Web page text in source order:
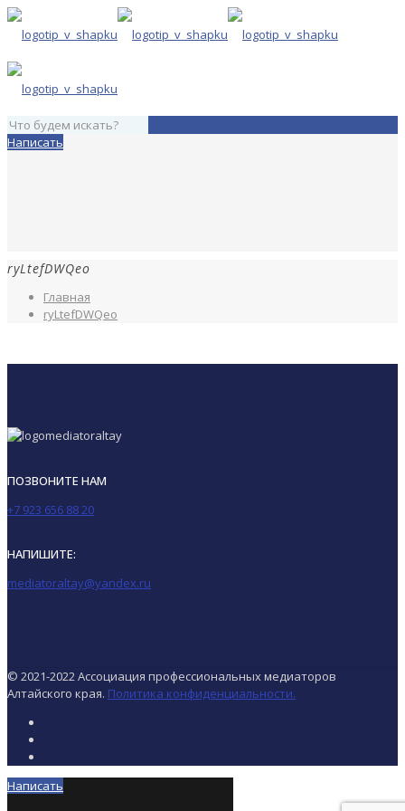
Написать
ryLtefDWQeo
Главная
ryLtefDWQeo
ПОЗВОНИТЕ НАМ
+7 923 656 88 20
НАПИШИТЕ:
mediatoraltay@yandex.ru
© 2021-2022 Ассоциация профессиональных медиаторов
Алтайского края. Политика конфиденциальности.
Написать